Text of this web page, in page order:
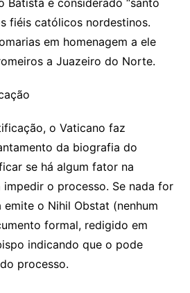
fiéis católicos nordestinos.
em homenagem a ele
a Juazeiro do Norte.
o Vaticano faz
da biografia do
se há algum fator na
o processo. Se nada for
o Nihil Obstat (nenhum
formal, redigido em
indicando que o pode
processo.